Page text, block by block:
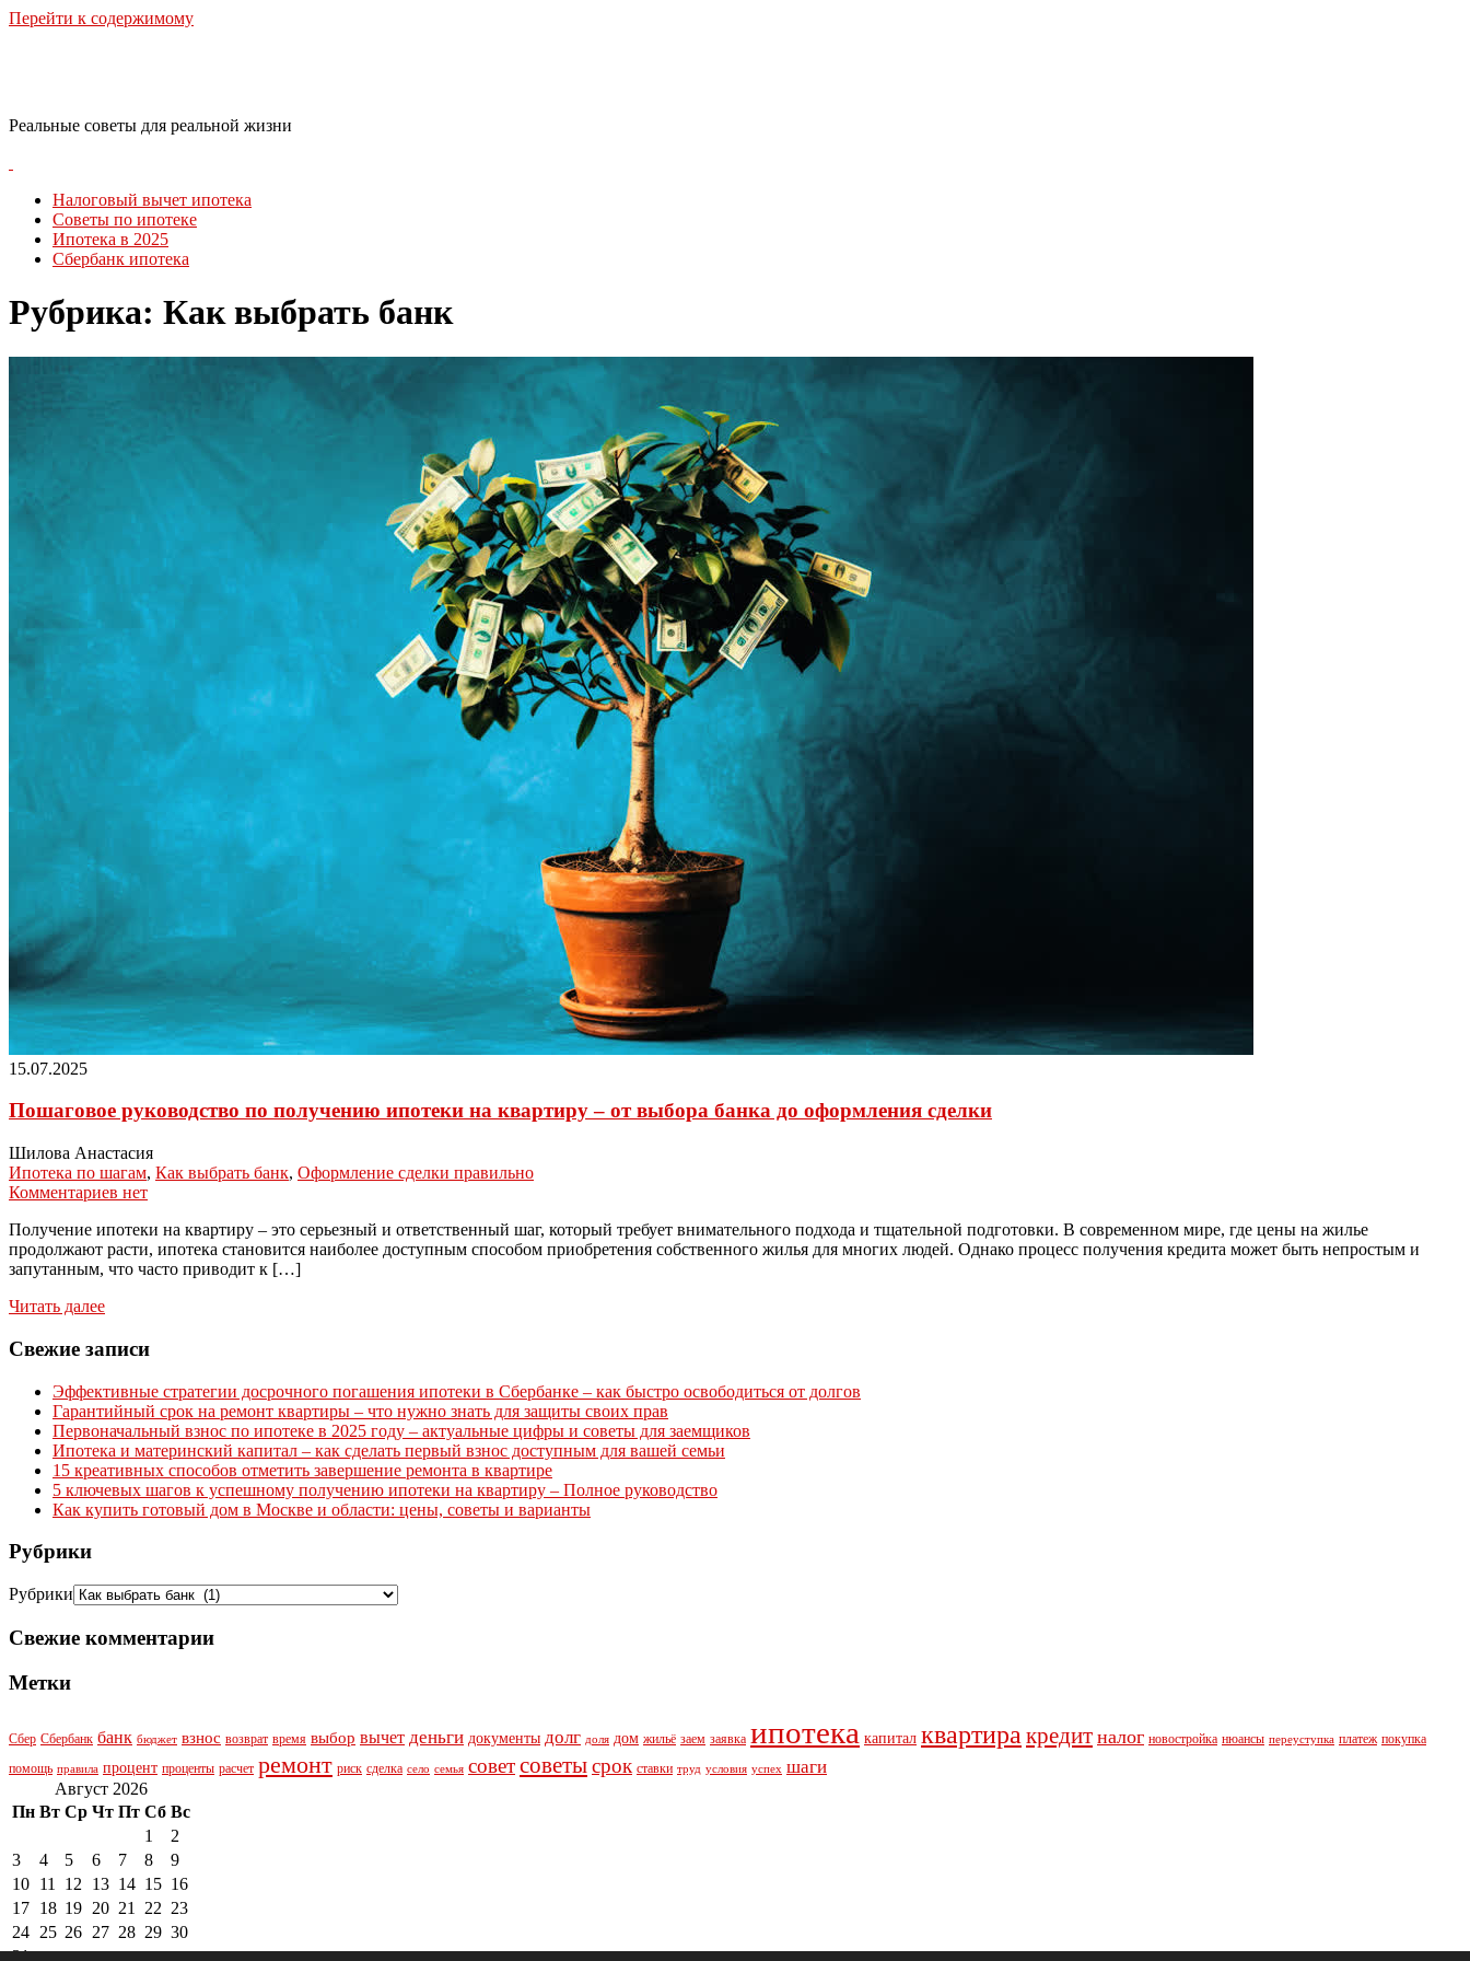
Перейти к содержимому
Реальные советы для реальной жизни
Налоговый вычет ипотека
Советы по ипотеке
Ипотека в 2025
Сбербанк ипотека
Рубрика: Как выбрать банк
15.07.2025
Пошаговое руководство по получению ипотеки на квартиру – от выбора банка до оформления сделки
Шилова Анастасия
Ипотека по шагам, Как выбрать банк, Оформление сделки правильно
Комментариев нет
Получение ипотеки на квартиру – это серьезный и ответственный шаг, который требует внимательного подхода и тщательной подготовки. В современном мире, где цены на жилье
продолжают расти, ипотека становится наиболее доступным способом приобретения собственного жилья для многих людей. Однако процесс получения кредита может быть непростым и
запутанным, что часто приводит к […]
Читать далее
Свежие записи
Эффективные стратегии досрочного погашения ипотеки в Сбербанке – как быстро освободиться от долгов
Гарантийный срок на ремонт квартиры – что нужно знать для защиты своих прав
Первоначальный взнос по ипотеке в 2025 году – актуальные цифры и советы для заемщиков
Ипотека и материнский капитал – как сделать первый взнос доступным для вашей семьи
15 креативных способов отметить завершение ремонта в квартире
5 ключевых шагов к успешному получению ипотеки на квартиру – Полное руководство
Как купить готовый дом в Москве и области: цены, советы и варианты
Рубрики
Рубрики
Свежие комментарии
Метки
Сбер Сбербанк банк бюджет взнос возврат время выбор вычет деньги документы долг доля дом жильё заем заявка ипотека капитал квартиракредит налог новостройка нюансы переуступка платеж покупка
помощь правила процент проценты расчет ремонт риск сделка село семья советсоветысрок ставки труд условия успех шаги
Август 2026
Пн Вт Ср Чт Пт Сб Вс
1
2
3
4 5 6 7 8
9
10 11 12 13 14 15 16
17 18 19 20 21 22 23
24 25 26 27 28 29 30
31